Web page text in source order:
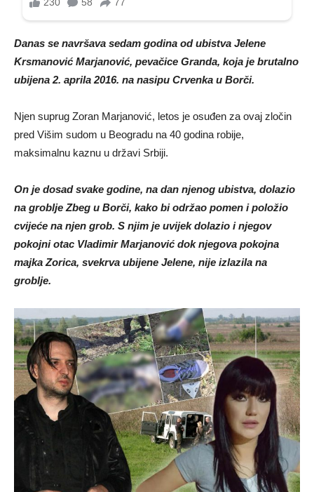
Danas se navršava sedam godina od ubistva Jelene
Krsmanović Marjanović, pevačice Granda, koja je brutalno
ubijena 2. aprila 2016. na nasipu Crvenka u Borči.
Njen suprug Zoran Marjanović, letos je osuđen za ovaj zločin
pred Višim sudom u Beogradu na 40 godina robije,
maksimalnu kaznu u državi Srbiji.
On je dosad svake godine, na dan njenog ubistva, dolazio
na groblje Zbeg u Borči, kako bi održao pomen i položio
cvijeće na njen grob. S njim je uvijek dolazio i njegov
pokojni otac Vladimir Marjanović dok njegova pokojna
majka Zorica, svekrva ubijene Jelene, nije izlazila na
groblje.